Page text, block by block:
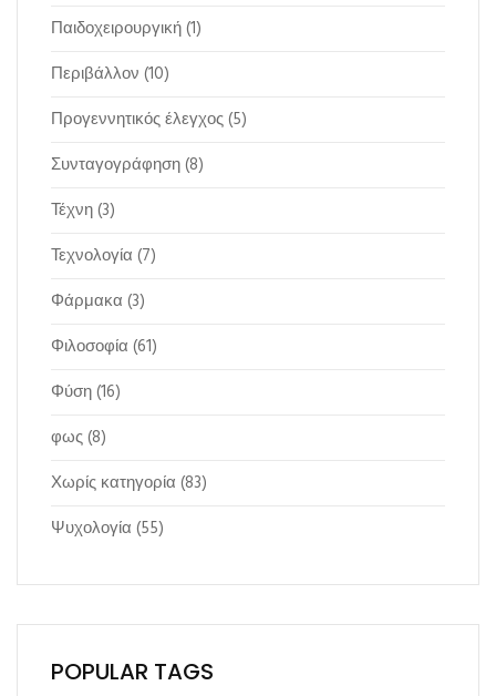
Παιδοχειρουργική(1)
Περιβάλλον (10)
Προγεννητικός έλεγχος(5)
Συνταγογράφηση(8)
Τέχνη(3)
Τεχνολογία (7)
Φάρμακα (3)
Φιλοσοφία (61)
Φύση(16)
φως(8)
Χωρίς κατηγορία (83)
Ψυχολογία (55)
POPULAR TAGS